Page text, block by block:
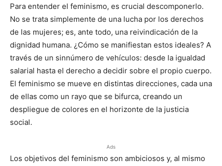
Para entender el feminismo, es crucial descomponerlo.
No se trata simplemente de una lucha por los derechos
de las mujeres; es, ante todo, una reivindicación de la
dignidad humana. ¿Cómo se manifiestan estos ideales? A
través de un sinnúmero de vehículos: desde la igualdad
salarial hasta el derecho a decidir sobre el propio cuerpo.
El feminismo se mueve en distintas direcciones, cada una
de ellas como un rayo que se bifurca, creando un
despliegue de colores en el horizonte de la justicia
social.
Ads
Los objetivos del feminismo son ambiciosos y, al mismo